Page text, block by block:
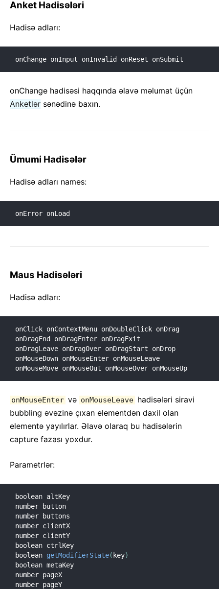
Anket Hadisələri
Hadisə adları:
onChange onInput onInvalid onReset onSubmit
onChange hadisəsi haqqında əlavə məlumat üçün
Anketlər sənədinə baxın.
Ümumi Hadisələr
Hadisə adları names:
onError onLoad
Maus Hadisələri
Hadisə adları:
onClick onContextMenu onDoubleClick onDrag
onDragEnd onDragEnter onDragExit
onDragLeave onDragOver onDragStart onDrop
onMouseDown onMouseEnter onMouseLeave
onMouseMove onMouseOut onMouseOver onMouseUp
onMouseEnter və onMouseLeave hadisələri siravi
bubbling əvəzinə çıxan elementdən daxil olan
elementə yayılırlar. Əlavə olaraq bu hadisələrin
capture fazası yoxdur.
Parametrlər:
boolean altKey
number button
number buttons
number clientX
number clientY
boolean ctrlKey
boolean getModifierState( key)
boolean metaKey
number pageX
number pageY